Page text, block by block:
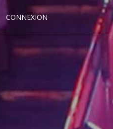
CONNEXION